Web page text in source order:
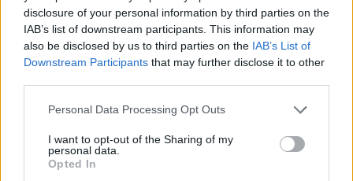
disclosure of your personal information by third parties on the
IAB’s list of downstream participants. This information may
also be disclosed by us to third parties on the IAB’s List of
Downstream Participants that may further disclose it to other
Personal Data Processing Opt Outs
I want to opt-out of the Sharing of my
personal data.
Opted In